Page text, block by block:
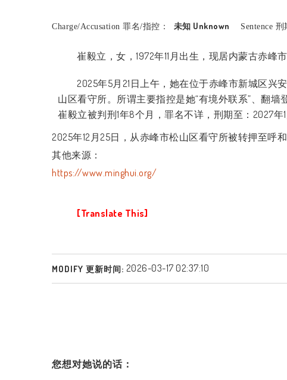
Charge/Accusation 罪名/指控： 未知 Unknown Sentence 刑
崔毅立，女， 1972年11 月出生，现居内蒙古赤峰
2025年5月 21 日上午，她在位于赤峰市新城区兴
山区看守所。所谓主要指控是她“有境外联系”、翻
崔毅立被判刑1年8个月，罪名不详，刑期至： 2027年1
2025年12月 25日，从赤峰市松山区看守所被转押至呼和
其他来源：
https://www.minghui.org/
[Translate This]
MODIFY 更新时间: 2026-03-17 02:37:10
您想对她说的话：